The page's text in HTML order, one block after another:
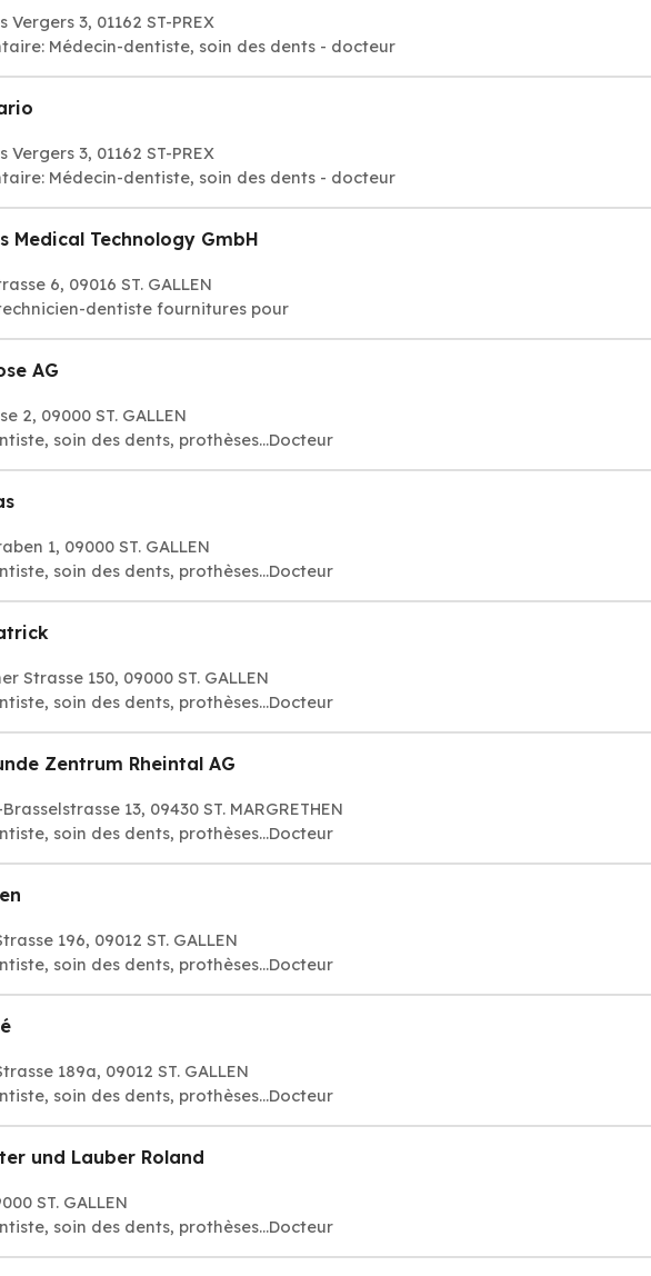
Vergers 3, 01162 ST-PREX
Médecin-dentiste, soin des dents - docteur
Vergers 3, 01162 ST-PREX
Médecin-dentiste, soin des dents - docteur
Medical Technology GmbH
6, 09016 ST. GALLEN
dentiste fournitures pour
AG
2, 09000 ST. GALLEN
soin des dents, prothèses...Docteur
1, 09000 ST. GALLEN
soin des dents, prothèses...Docteur
Strasse 150, 09000 ST. GALLEN
soin des dents, prothèses...Docteur
Zentrum Rheintal AG
13, 09430 ST. MARGRETHEN
soin des dents, prothèses...Docteur
196, 09012 ST. GALLEN
soin des dents, prothèses...Docteur
189a, 09012 ST. GALLEN
soin des dents, prothèses...Docteur
und Lauber Roland
ST. GALLEN
soin des dents, prothèses...Docteur